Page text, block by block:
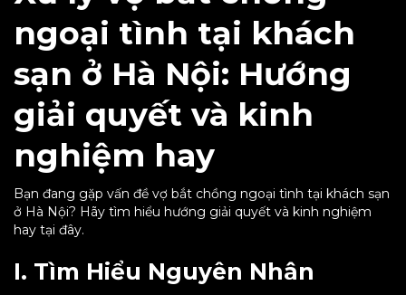
ngoại tình tại khách
sạn ở Hà Nội: Hướng
giải quyết và kinh
nghiệm hay
Bạn đang gặp vấn đề vợ bắt chồng ngoại tình tại khách sạn
ở Hà Nội? Hãy tìm hiểu hướng giải quyết và kinh nghiệm
hay tại đây.
I. Tìm Hiểu Nguyên Nhân